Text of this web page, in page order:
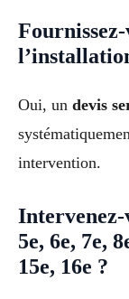
Oui, un devis
intervention.
Intervenez-
5e, 6e, 7e,
15e, 16e ?